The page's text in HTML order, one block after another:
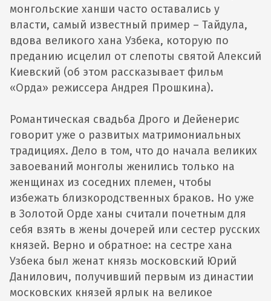
монгольские ханши часто оставались у
власти, самый известный пример – Тайдула,
вдова великого хана Узбека, которую по
преданию исцелил от слепоты святой Алексий
Киевский (об этом рассказывает фильм
«Орда» режиссера Андрея Прошкина).
Романтическая свадьба Дрого и Дейенерис
говорит уже о развитых матримониальных
традициях. Дело в том, что до начала великих
завоеваний монголы женились только на
женщинах из соседних племен, чтобы
избежать близкородственных браков. Но уже
в Золотой Орде ханы считали почетным для
себя взять в жены дочерей или сестер русских
князей. Верно и обратное: на сестре хана
Узбека был женат князь московский Юрий
Данилович, получивший первым из династии
московских князей ярлык на великое